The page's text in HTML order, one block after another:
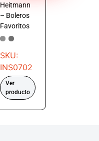
Heitmann
– Boleros
Favoritos
SKU:
INS0702
Ver
producto